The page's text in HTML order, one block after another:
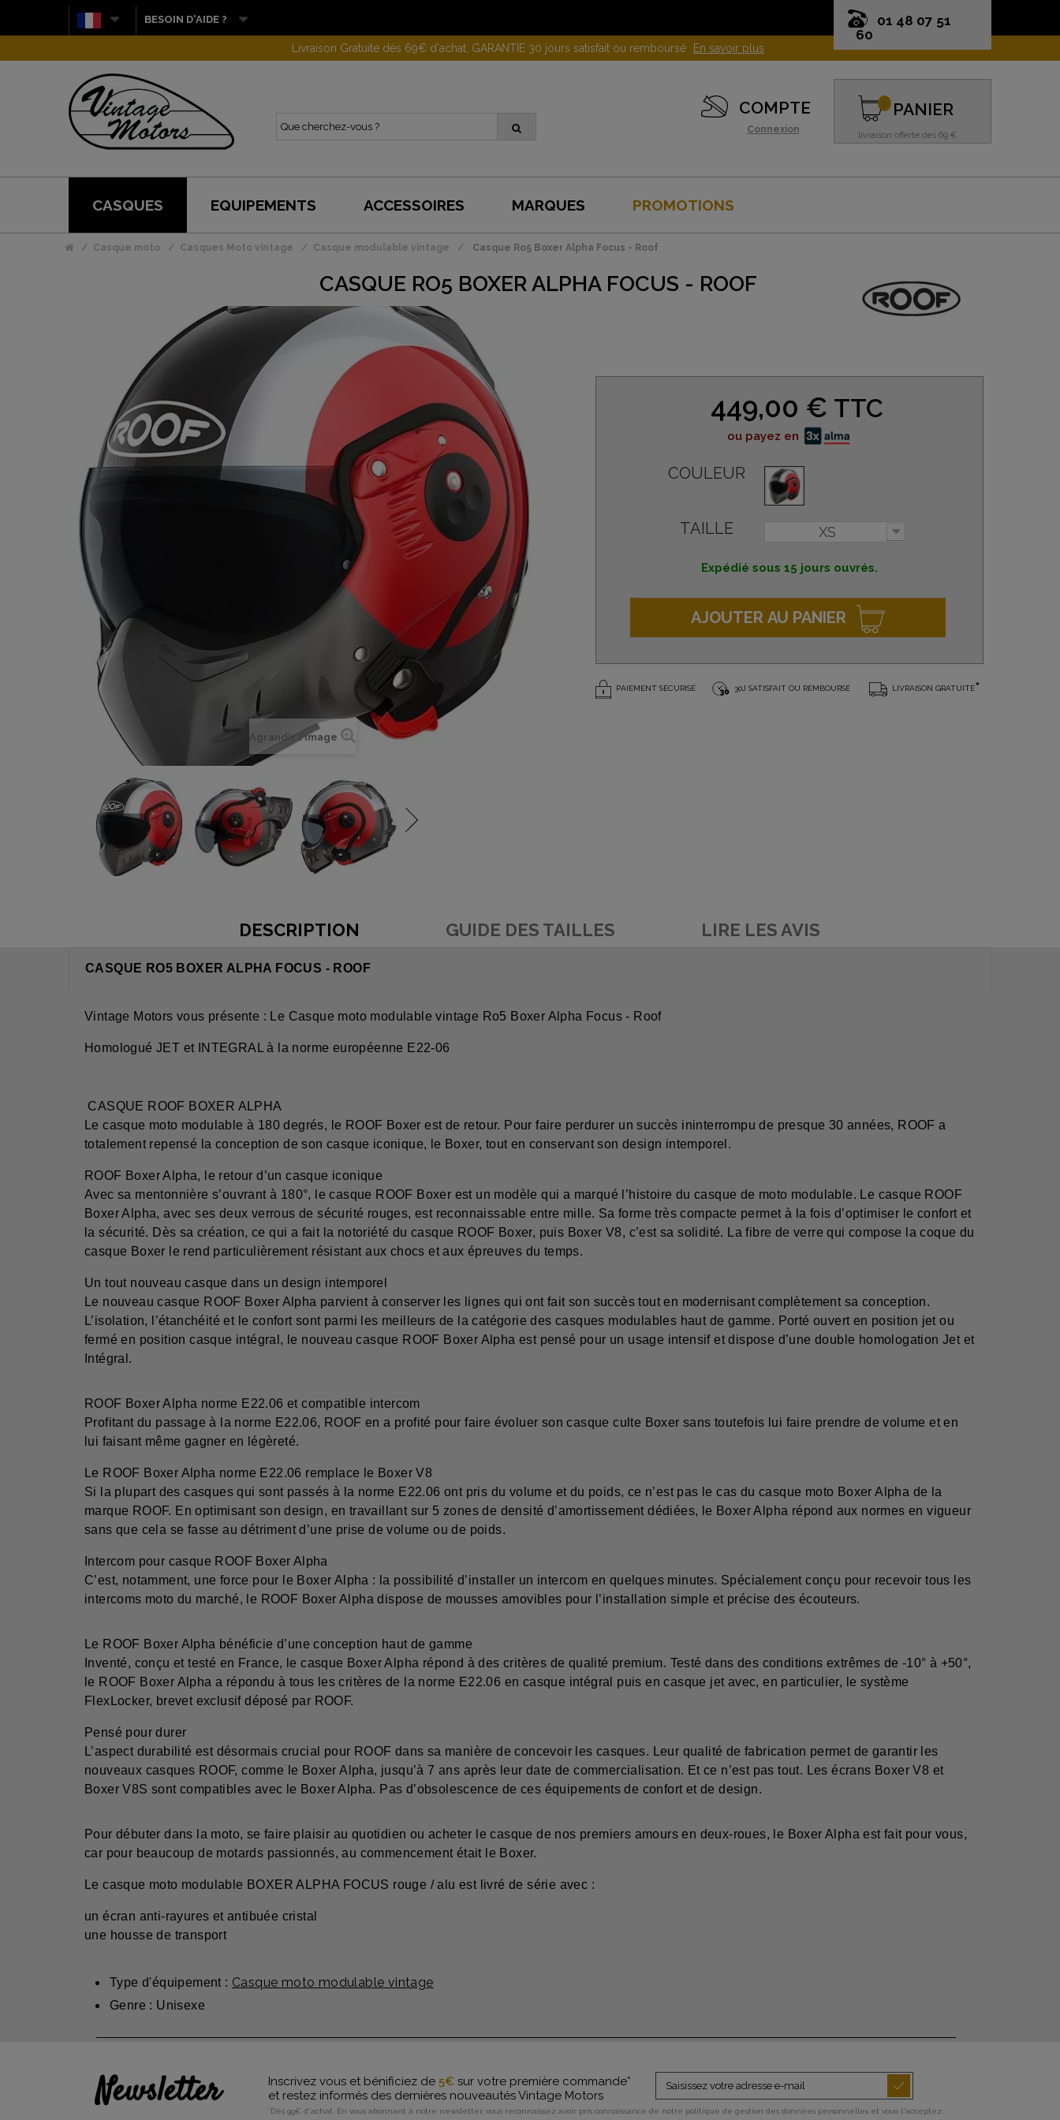
01 48 07 51
60
BESOIN D'AIDE ?
Gagnez 10 euros en parrainant un proche ! En savoir plus
COMPTE
Connexion
PANIER
livraison offerte dès 69 €
0
CASQUES EQUIPEMENTS ACCESSOIRES MARQUES PROMOTIONS
Casque moto Casques Moto vintage Casque modulable vintage Casque Ro5 Boxer Alpha Focus - Roof
CASQUE RO5 BOXER ALPHA FOCUS - ROOF
Agrandir l'image
449,00 € TTC
ou payez en
COULEUR
TAILLE XS
Expédié sous 15 jours ouvrés.
AJOUTER AU PANIER
PAIEMENT SÉCURISÉ 30J SATISFAIT OU REMBOURSÉ LIVRAISON GRATUITE*
DESCRIPTION GUIDE DES TAILLES LIRE LES AVIS
CASQUE RO5 BOXER ALPHA FOCUS - ROOF
Vintage Motors vous présente : Le Casque moto modulable vintage Ro5 Boxer Alpha Focus - Roof
Homologué JET et INTEGRAL à la norme européenne E22-06
CASQUE ROOF BOXER ALPHA
Le casque moto modulable à 180 degrés, le ROOF Boxer est de retour. Pour faire perdurer un succès ininterrompu de presque 30 années, ROOF a
totalement repensé la conception de son casque iconique, le Boxer, tout en conservant son design intemporel.
ROOF Boxer Alpha, le retour d’un casque iconique
Avec sa mentonnière s’ouvrant à 180°, le casque ROOF Boxer est un modèle qui a marqué l’histoire du casque de moto modulable. Le casque ROOF
Boxer Alpha, avec ses deux verrous de sécurité rouges, est reconnaissable entre mille. Sa forme très compacte permet à la fois d’optimiser le confort et
la sécurité. Dès sa création, ce qui a fait la notoriété du casque ROOF Boxer, puis Boxer V8, c’est sa solidité. La fibre de verre qui compose la coque du
casque Boxer le rend particulièrement résistant aux chocs et aux épreuves du temps.
Un tout nouveau casque dans un design intemporel
Le nouveau casque ROOF Boxer Alpha parvient à conserver les lignes qui ont fait son succès tout en modernisant complètement sa conception.
L’isolation, l’étanchéité et le confort sont parmi les meilleurs de la catégorie des casques modulables haut de gamme. Porté ouvert en position jet ou
fermé en position casque intégral, le nouveau casque ROOF Boxer Alpha est pensé pour un usage intensif et dispose d’une double homologation Jet et
Intégral.
ROOF Boxer Alpha norme E22.06 et compatible intercom
Profitant du passage à la norme E22.06, ROOF en a profité pour faire évoluer son casque culte Boxer sans toutefois lui faire prendre de volume et en
lui faisant même gagner en légèreté.
Le ROOF Boxer Alpha norme E22.06 remplace le Boxer V8
Si la plupart des casques qui sont passés à la norme E22.06 ont pris du volume et du poids, ce n’est pas le cas du casque moto Boxer Alpha de la
marque ROOF. En optimisant son design, en travaillant sur 5 zones de densité d’amortissement dédiées, le Boxer Alpha répond aux normes en vigueur
sans que cela se fasse au détriment d’une prise de volume ou de poids.
Intercom pour casque ROOF Boxer Alpha
C’est, notamment, une force pour le Boxer Alpha : la possibilité d’installer un intercom en quelques minutes. Spécialement conçu pour recevoir tous les
intercoms moto du marché, le ROOF Boxer Alpha dispose de mousses amovibles pour l’installation simple et précise des écouteurs.
Le ROOF Boxer Alpha bénéficie d’une conception haut de gamme
Inventé, conçu et testé en France, le casque Boxer Alpha répond à des critères de qualité premium. Testé dans des conditions extrêmes de -10° à +50°,
le ROOF Boxer Alpha a répondu à tous les critères de la norme E22.06 en casque intégral puis en casque jet avec, en particulier, le système
FlexLocker, brevet exclusif déposé par ROOF.
Pensé pour durer
L’aspect durabilité est désormais crucial pour ROOF dans sa manière de concevoir les casques. Leur qualité de fabrication permet de garantir les
nouveaux casques ROOF, comme le Boxer Alpha, jusqu’à 7 ans après leur date de commercialisation. Et ce n’est pas tout. Les écrans Boxer V8 et
Boxer V8S sont compatibles avec le Boxer Alpha. Pas d’obsolescence de ces équipements de confort et de design.
Pour débuter dans la moto, se faire plaisir au quotidien ou acheter le casque de nos premiers amours en deux-roues, le Boxer Alpha est fait pour vous,
car pour beaucoup de motards passionnés, au commencement était le Boxer.
Le casque moto modulable BOXER ALPHA FOCUS rouge / alu est livré de série avec :
un écran anti-rayures et antibuée cristal
une housse de transport
Type d'équipement : Casque moto modulable vintage
Genre : Unisexe
Newsletter Inscrivez vous et bénificiez de 5€ sur votre première commande*
et restez informés des dernières nouveautés Vintage Motors
*Dès 99€ d'achat. En vous abonnant à notre newsletter, vous reconnaissez avoir pris connaissance de notre politique de gestion des données personnelles et vous l'acceptez.